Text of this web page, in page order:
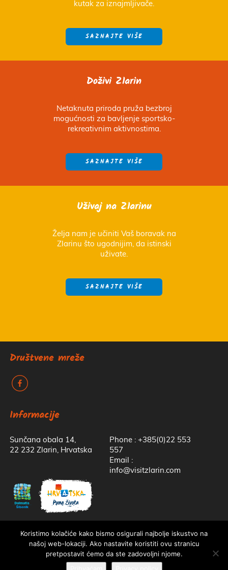
kutak za iznajmljivače.
SAZNAJTE VIŠE
Doživi Zlarin
Netaknuta priroda pruža bezbroj
mogućnosti za bavljenje sportsko-
rekreativnim aktivnostima.
SAZNAJTE VIŠE
Uživaj na Zlarinu
Želja nam je učiniti Vaš boravak na
Zlarinu što ugodnijim, da istinski
uživate.
SAZNAJTE VIŠE
Društvene mreže
k
Informacije
Sunčana obala 14,
22 232 Zlarin, Hrvatska
Phone : +385(0)22 553
557
Email :
info@visitzlarin.com
Izrada web stranica Epepe agencija za marketing|Pravila Privatnosti
Koristimo kolačiće kako bismo osigurali najbolje iskustvo na
našoj web-lokaciji. Ako nastavite koristiti ovu stranicu
pretpostavit ćemo da ste zadovoljni njome.